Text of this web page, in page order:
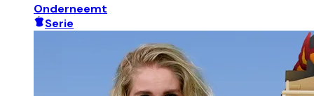
Onderneemt
Serie